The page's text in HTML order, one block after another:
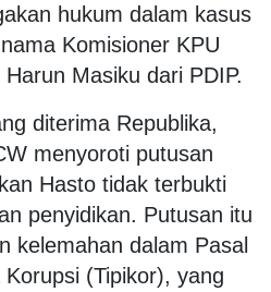
hukum dalam kasus
Komisioner KPU
Masiku dari PDIP.
diterima Republika,
menyoroti putusan
Hasto tidak terbukti
penyidikan. Putusan itu
kelemahan dalam Pasal
(Tipikor), yang